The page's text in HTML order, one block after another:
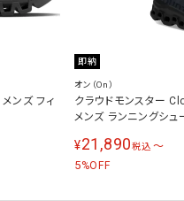
ンズ フィ
即納
オン（On）
クラウドモンスター
メンズ ランニングシュ
¥21,890税込 〜
5%OFF